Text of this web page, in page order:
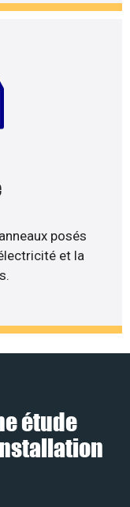
posés
et la
étude